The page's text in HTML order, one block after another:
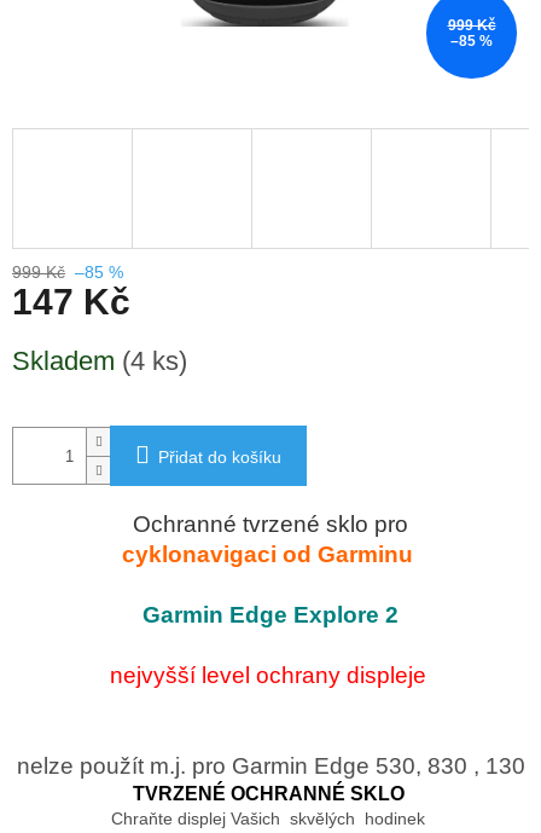
999 Kč
–85 %
999 Kč –85 %
147 Kč
cena:
Skladem (4 ks)
Přidat do košíku
Ochranné tvrzené sklo pro
cyklonavigaci od Garminu
Garmin Edge Explore 2
nejvyšší level ochrany displeje
nelze použít m.j. pro Garmin Edge 530, 830 , 130
TVRZENÉ OCHRANNÉ SKLO
Chraňte displej Vašich skvělých hodinek